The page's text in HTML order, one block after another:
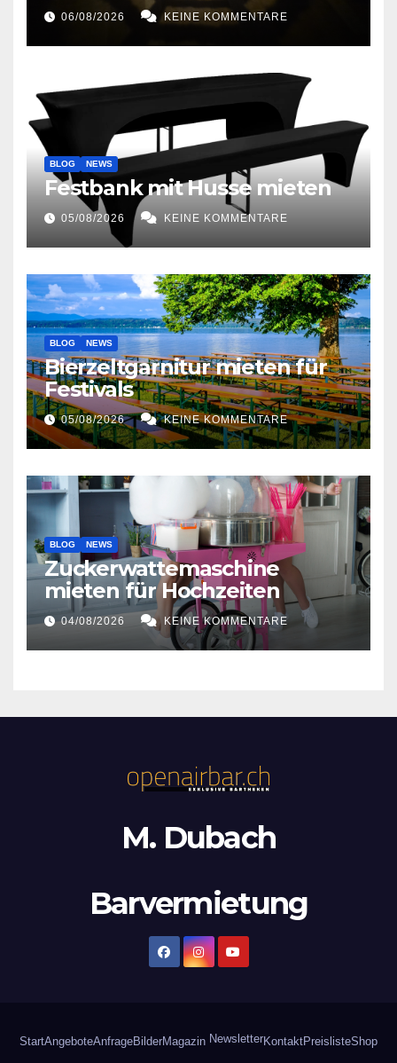
06/08/2026 KEINE KOMMENTARE
BLOG NEWS
Festbank mit Husse mieten
05/08/2026 KEINE KOMMENTARE
BLOG NEWS
Bierzeltgarnitur mieten für
Festivals
05/08/2026 KEINE KOMMENTARE
BLOG NEWS
Zuckerwattemaschine
mieten für Hochzeiten
04/08/2026 KEINE KOMMENTARE
M. Dubach
Barvermietung
StartAngeboteAnfrageBilderMagazin NewsletterKontaktPreislisteShop